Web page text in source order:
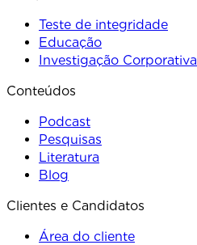
Teste de integridade
Educação
Investigação Corporativa
Conteúdos
Podcast
Pesquisas
Literatura
Blog
Clientes e Candidatos
Área do cliente